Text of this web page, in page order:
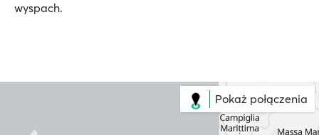
wyspach.
Pokaż połączenia